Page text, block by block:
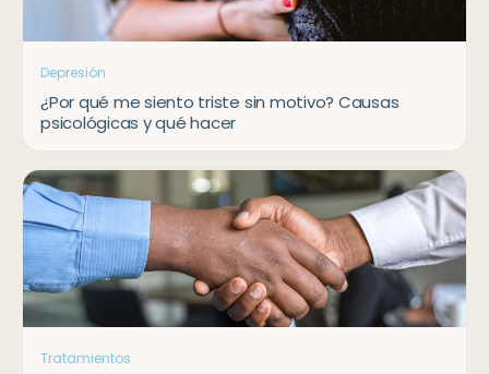
Depresión
¿Por qué me siento triste sin motivo? Causas
psicológicas y qué hacer
Tratamientos